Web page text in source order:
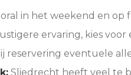
in het weekend en op
ervaring, kies voor
reservering eventuele
Sliedrecht heeft veel te